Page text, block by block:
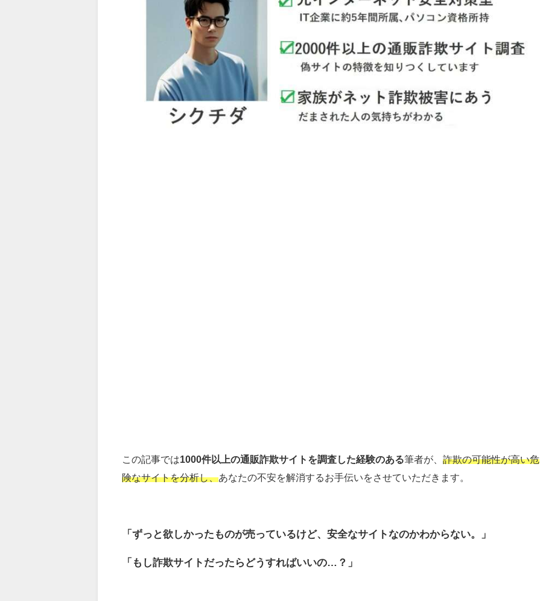
この記事では1000件以上の通販詐欺サイトを調査した経験のある筆者が、詐欺の可能性が高い危
険なサイトを分析し、あなたの不安を解消するお手伝いをさせていただきます。
「ずっと欲しかったものが売っているけど、安全なサイトなのかわからない。」
「もし詐欺サイトだったらどうすればいいの…？」